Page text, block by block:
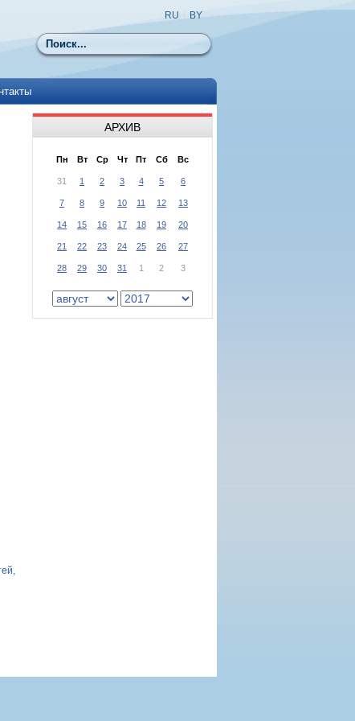
Поиск
RU BY
АРХИВ
Пн Вт Ср Чт Пт Сб Вс
31 1 2 3 4 5 6
7 8 9 10 11 12 13
14 15 16 17 18 19 20
21 22 23 24 25 26 27
28 29 30 31 1 2 3